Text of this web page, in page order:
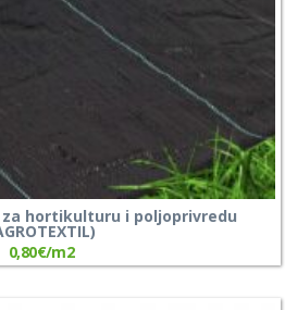
hortikulturu i poljoprivredu
0,80€